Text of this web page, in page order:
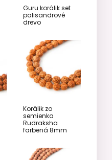
Guru korálik set
palisandrové
drevo
Korálik zo
semienka
Rudraksha
farbená 8mm